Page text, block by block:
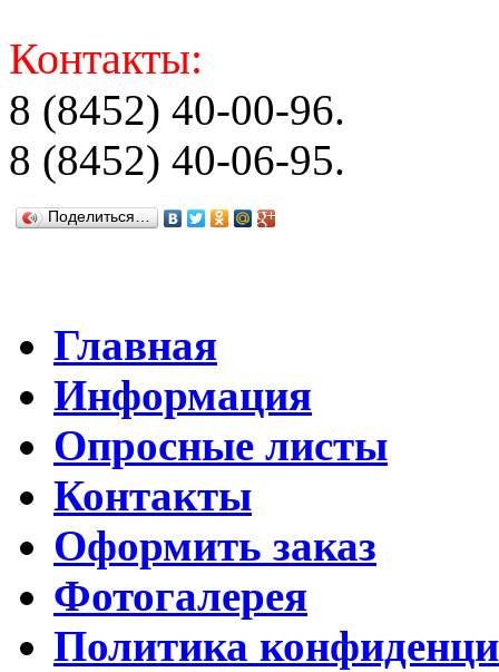
Контакты:
8 (8452) 40-00-96.
8 (8452) 40-06-95.
Поделиться…
Главная
Информация
Опросные листы
Контакты
Оформить заказ
Фотогалерея
Политика